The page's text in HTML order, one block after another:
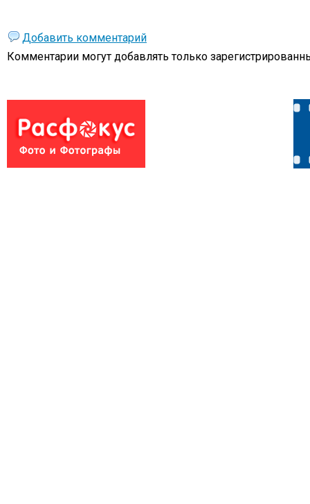
Добавить комментарий
Комментарии могут добавлять только